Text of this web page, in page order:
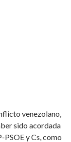
venezolano,
sido acordada
y Cs, como